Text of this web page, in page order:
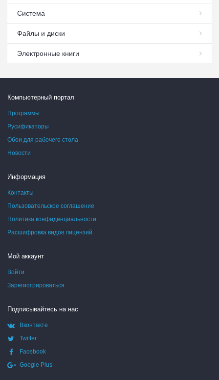
Система
Файлы и диски
Электронные книги
Компьютерный портал
Программы
Русификаторы
Обои для рабочего стола
Новости
Информация
Контакты
Пользовательское соглашение
Политика конфиденциальности
Расшифровка видов лицензий
Мой аккаунт
Войти
Зарегистрироваться
Подписывайтесь на нас
Вконтакте
Twitter
Facebook
Google Plus